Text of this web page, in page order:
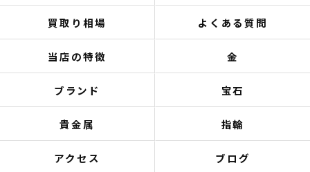
買取り相場 よくある質問
当店の特徴 金
ブランド 宝石
貴金属 指輪
アクセス ブログ